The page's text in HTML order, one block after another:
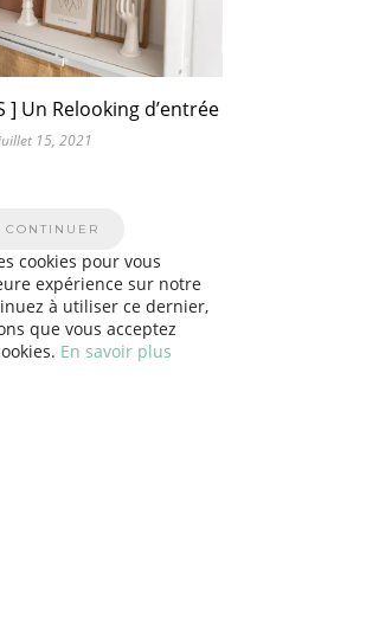
] Un Relooking d’entrée
15, 2021
cookies pour vous
expérience sur notre
à utiliser ce dernier,
que vous acceptez
En savoir plus